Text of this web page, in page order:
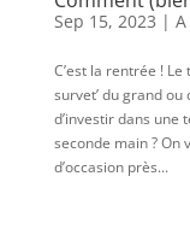
Sep 15, 2023 |
C’est la rentrée !
survet’ du grand
d’investir dans une
seconde main ? On
d’occasion près...